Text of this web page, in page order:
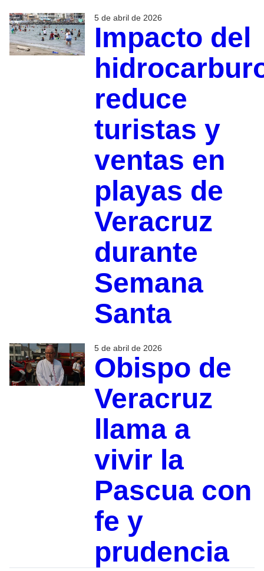
5 de abril de 2026
Impacto del
reduce
turistas y
ventas en
playas de
Veracruz
durante
Semana
Santa
5 de abril de 2026
Obispo de
Veracruz
llama a
vivir la
Pascua con
fe y
prudencia